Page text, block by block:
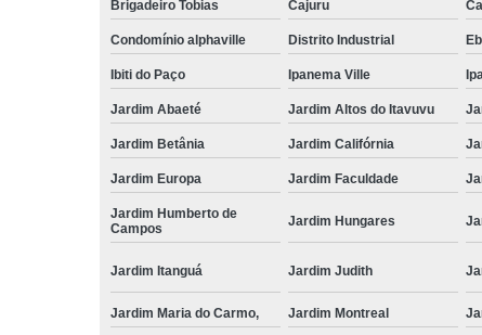
Brigadeiro Tobias Cajuru
Condomínio alphaville Distrito Industrial
Ibiti do Paço Ipanema Ville
Jardim Abaeté Jardim Altos do Itavuvu
Jardim Betânia Jardim Califórnia
Jardim Europa Jardim Faculdade
Jardim Humberto de
Campos
Jardim Hungares
Jardim Itanguá Jardim Judith
Jardim Maria do Carmo, Jardim Montreal